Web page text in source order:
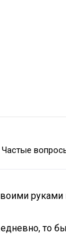
Частые